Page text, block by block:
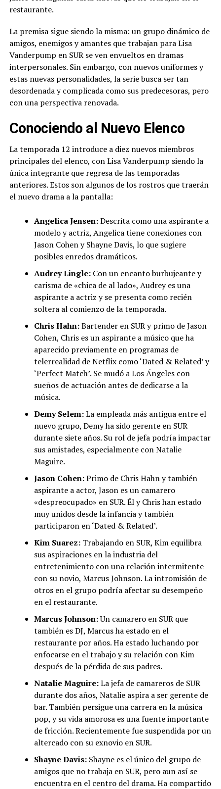
restaurante.
La premisa sigue siendo la misma: un grupo dinámico de
amigos, enemigos y amantes que trabajan para Lisa
Vanderpump en SUR se ven envueltos en dramas
interpersonales. Sin embargo, con nuevos uniformes y
estas nuevas personalidades, la serie busca ser tan
desordenada y complicada como sus predecesoras, pero
con una perspectiva renovada.
Conociendo al Nuevo Elenco
La temporada 12 introduce a diez nuevos miembros
principales del elenco, con Lisa Vanderpump siendo la
única integrante que regresa de las temporadas
anteriores. Estos son algunos de los rostros que traerán
el nuevo drama a la pantalla:
Angelica Jensen:Descrita como una aspirante a
modelo y actriz, Angelica tiene conexiones con
Jason Cohen y Shayne Davis, lo que sugiere
posibles enredos dramáticos.
Audrey Lingle:Con un encanto burbujeante y
carisma de «chica de al lado», Audrey es una
aspirante a actriz y se presenta como recién
soltera al comienzo de la temporada.
Chris Hahn:Bartender en SUR y primo de Jason
Cohen, Chris es un aspirante a músico que ha
aparecido previamente en programas de
telerrealidad de Netflix como ‘Dated & Related’ y
‘Perfect Match’. Se mudó a Los Ángeles con
sueños de actuación antes de dedicarse a la
música.
Demy Selem:La empleada más antigua entre el
nuevo grupo, Demy ha sido gerente en SUR
durante siete años. Su rol de jefa podría impactar
sus amistades, especialmente con Natalie
Maguire.
Jason Cohen:Primo de Chris Hahn y también
aspirante a actor, Jason es un camarero
«despreocupado» en SUR. Él y Chris han estado
muy unidos desde la infancia y también
participaron en ‘Dated & Related’.
Kim Suarez:Trabajando en SUR, Kim equilibra
sus aspiraciones en la industria del
entretenimiento con una relación intermitente
con su novio, Marcus Johnson. La intromisión de
otros en el grupo podría afectar su desempeño
en el restaurante.
Marcus Johnson:Un camarero en SUR que
también es DJ, Marcus ha estado en el
restaurante por años. Ha estado luchando por
enfocarse en el trabajo y su relación con Kim
después de la pérdida de sus padres.
Natalie Maguire:La jefa de camareros de SUR
durante dos años, Natalie aspira a ser gerente de
bar. También persigue una carrera en la música
pop, y su vida amorosa es una fuente importante
de fricción. Recientemente fue suspendida por un
altercado con su exnovio en SUR.
Shayne Davis:Shayne es el único del grupo de
amigos que no trabaja en SUR, pero aun así se
encuentra en el centro del drama. Ha compartido